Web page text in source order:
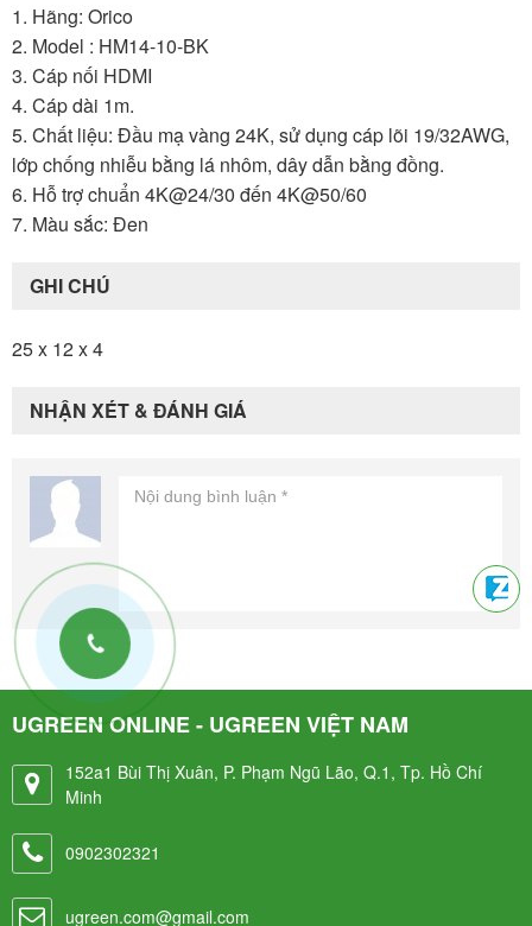
1. Hãng: Orico
2. Model : HM14-10-BK
3. Cáp nối HDMI
4. Cáp dài 1m.
5. Chất liệu: Đầu mạ vàng 24K, sử dụng cáp lõi 19/32AWG,
lớp chống nhiễu bằng lá nhôm, dây dẫn bằng đồng.
6. Hỗ trợ chuẩn 4K@24/30 đến 4K@50/60
7. Màu sắc: Đen
GHI CHÚ
25 x 12 x 4
NHẬN XÉT & ĐÁNH GIÁ
UGREEN ONLINE - UGREEN VIỆT NAM
152a1 Bùi Thị Xuân, P. Phạm Ngũ Lão, Q.1, Tp. Hồ Chí
Minh
0902302321
ugreen.com@gmail.com